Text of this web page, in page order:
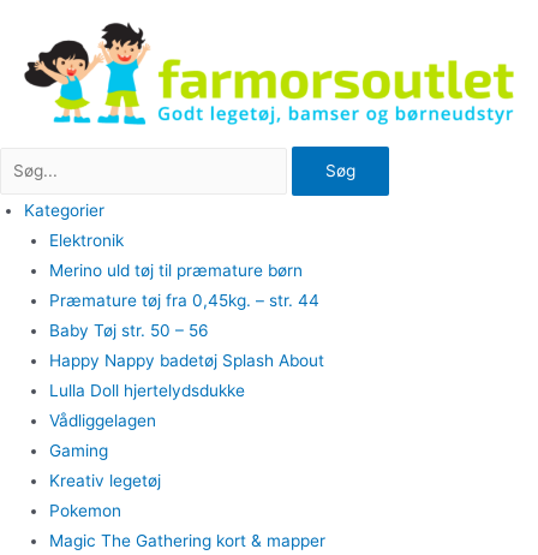
indholdet
Søg
Kategorier
Elektronik
Merino uld tøj til præmature børn
Præmature tøj fra 0,45kg. – str. 44
Baby Tøj str. 50 – 56
Happy Nappy badetøj Splash About
Lulla Doll hjertelydsdukke
Vådliggelagen
Gaming
Kreativ legetøj
Pokemon
Magic The Gathering kort & mapper